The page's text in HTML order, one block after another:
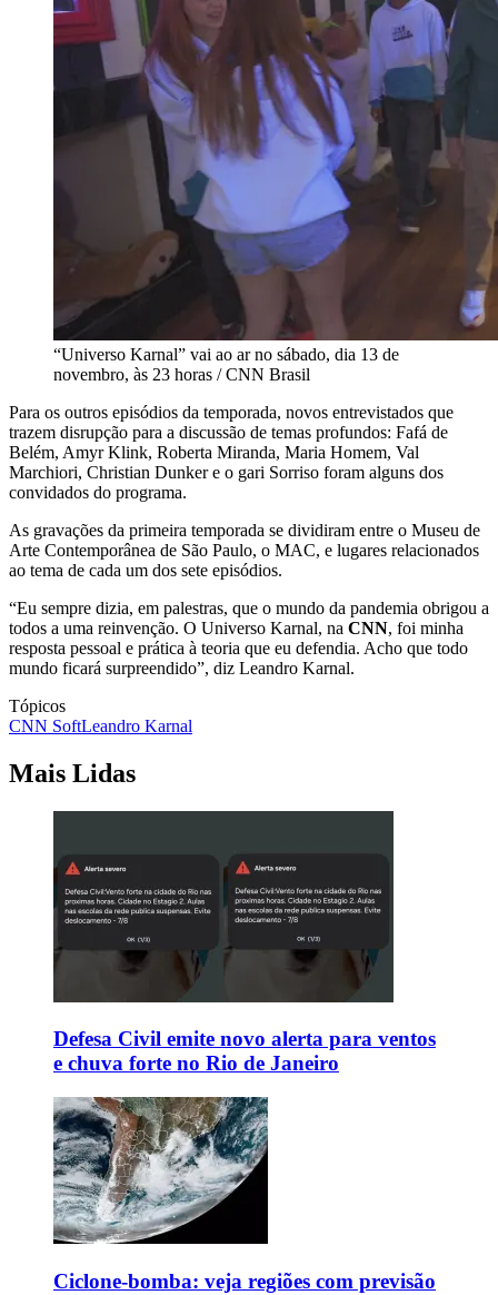
“Universo Karnal” vai ao ar no sábado, dia 13 de
novembro, às 23 horas / CNN Brasil
Para os outros episódios da temporada, novos entrevistados que
trazem disrupção para a discussão de temas profundos: Fafá de
Belém, Amyr Klink, Roberta Miranda, Maria Homem, Val
Marchiori, Christian Dunker e o gari Sorriso foram alguns dos
convidados do programa.
As gravações da primeira temporada se dividiram entre o Museu de
Arte Contemporânea de São Paulo, o MAC, e lugares relacionados
ao tema de cada um dos sete episódios.
“Eu sempre dizia, em palestras, que o mundo da pandemia obrigou a
todos a uma reinvenção. O Universo Karnal, na CNN, foi minha
resposta pessoal e prática à teoria que eu defendia. Acho que todo
mundo ficará surpreendido”, diz Leandro Karnal.
Tópicos
CNN SoftLeandro Karnal
Mais Lidas
Defesa Civil emite novo alerta para ventos
e chuva forte no Rio de Janeiro
Ciclone-bomba: veja regiões com previsão